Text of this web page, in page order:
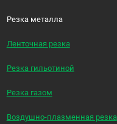
Резка металла
Ленточная резка
Резка гильотиной
Резка газом
Воздушно-плазменная резка